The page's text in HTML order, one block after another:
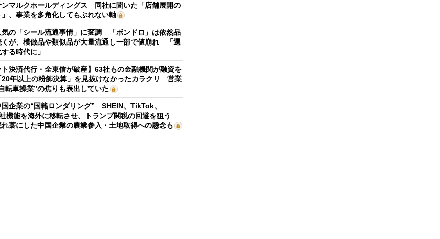
ンマルクホールディングス 同社に聞いた「店舗展開の
」、事業を多角化してもぶれない軸
気の「シール流通事情」に変調 「ボンドロ」は依然品
くが、模倣品や類似品が大量流通し一部で値崩れ 「選
る時代に」
ト決済代行・全東信が破産】63社もの金融機関が融資を
20年以上の粉飾決算」を見抜けなかったカラクリ 営業
転車操業”の焦りも表出していた
企業の“国籍ロンダリング” SHEIN、TikTok、
機能を海外に移転させ、トランプ関税の回避を狙う
蓑にした中国企業の農業参入・土地取得への懸念も